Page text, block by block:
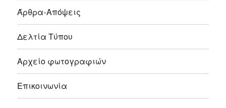
Άρθρα-Απόψεις
Δελτία Τύπου
Αρχείο φωτογραφιών
Επικοινωνία